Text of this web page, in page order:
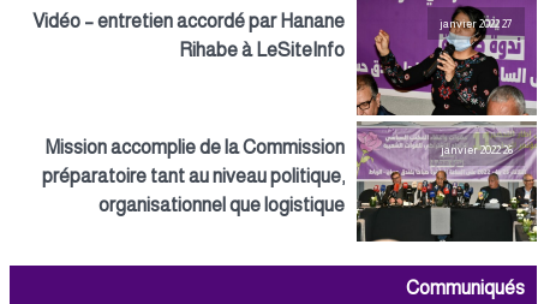
27 janvier 2022
Vidéo – entretien accordé par Hanane
Rihabe à LeSiteInfo
26 janvier 2022
Mission accomplie de la Commission
préparatoire tant au niveau politique,
organisationnel que logistique
Communiqués